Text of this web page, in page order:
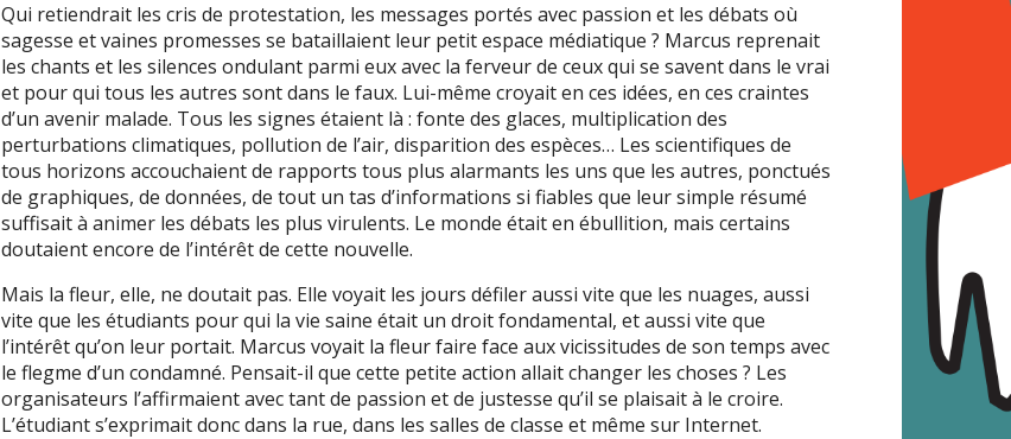
Qui retiendrait les cris de protestation, les messages portés avec passion et les débats où
sagesse et vaines promesses se bataillaient leur petit espace médiatique ? Marcus reprenait
les chants et les silences ondulant parmi eux avec la ferveur de ceux qui se savent dans le vrai
et pour qui tous les autres sont dans le faux. Lui-même croyait en ces idées, en ces craintes
d’un avenir malade. Tous les signes étaient là : fonte des glaces, multiplication des
perturbations climatiques, pollution de l’air, disparition des espèces… Les scientifiques de
tous horizons accouchaient de rapports tous plus alarmants les uns que les autres, ponctués
de graphiques, de données, de tout un tas d’informations si fiables que leur simple résumé
suffisait à animer les débats les plus virulents. Le monde était en ébullition, mais certains
doutaient encore de l’intérêt de cette nouvelle.
Mais la fleur, elle, ne doutait pas. Elle voyait les jours défiler aussi vite que les nuages, aussi
vite que les étudiants pour qui la vie saine était un droit fondamental, et aussi vite que
l’intérêt qu’on leur portait. Marcus voyait la fleur faire face aux vicissitudes de son temps avec
le flegme d’un condamné. Pensait-il que cette petite action allait changer les choses ? Les
organisateurs l’affirmaient avec tant de passion et de justesse qu’il se plaisait à le croire.
L’étudiant s’exprimait donc dans la rue, dans les salles de classe et même sur Internet.